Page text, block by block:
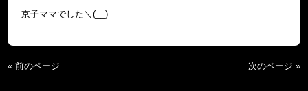
京子ママでした＼(__)
« 前のページ 次のページ »